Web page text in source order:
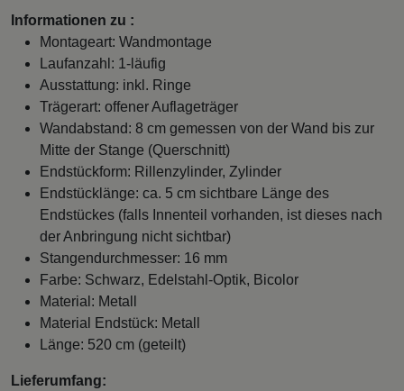
Informationen zu :
Montageart: Wandmontage
Laufanzahl: 1-läufig
Ausstattung: inkl. Ringe
Trägerart: offener Auflageträger
Wandabstand: 8 cm gemessen von der Wand bis zur
Mitte der Stange (Querschnitt)
Endstückform: Rillenzylinder, Zylinder
Endstücklänge: ca. 5 cm sichtbare Länge des
Endstückes (falls Innenteil vorhanden, ist dieses nach
der Anbringung nicht sichtbar)
Stangendurchmesser: 16 mm
Farbe: Schwarz, Edelstahl-Optik, Bicolor
Material: Metall
Material Endstück: Metall
Länge: 520 cm (geteilt)
Lieferumfang: